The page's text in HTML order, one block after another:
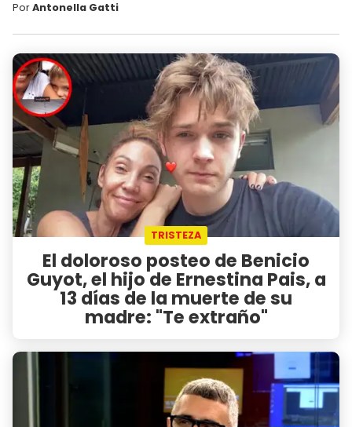
PorAntonella Gatti
TRISTEZA
El doloroso posteo de Benicio
Guyot, el hijo de Ernestina Pais, a
13 días de la muerte de su
madre: "Te extraño"